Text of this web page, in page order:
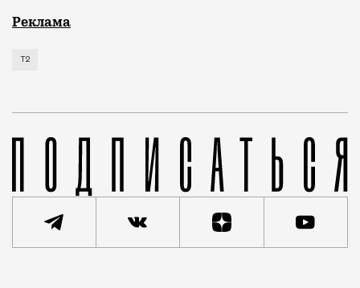
Мобильный оператор Т2 изучил модели интернет-
Реклама
Т2